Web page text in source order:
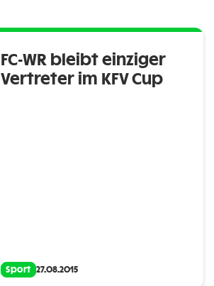
FC-WR bleibt einziger
Vertreter im KFV Cup
Sport 27.08.2015